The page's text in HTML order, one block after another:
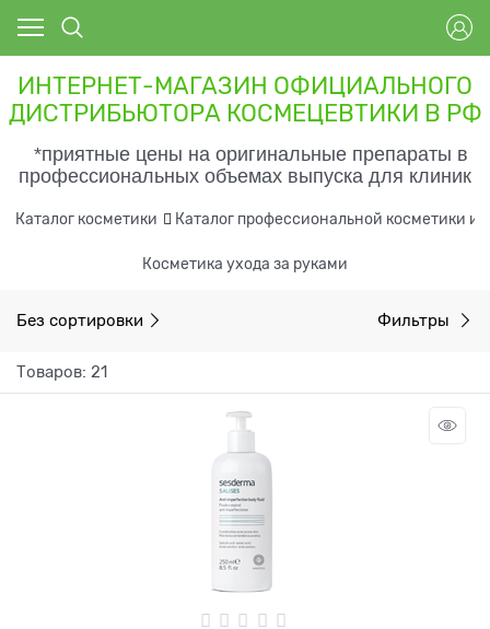
ИНТЕРНЕТ-МАГАЗИН ОФИЦИАЛЬНОГО
ДИСТРИБЬЮТОРА КОСМЕЦЕВТИКИ В РФ
*приятные цены на оригинальные препараты в
профессиональных объемах выпуска для клиник
Каталог косметики Каталог профессиональной косметики и
Косметика ухода за руками
Без сортировки Фильтры
Товаров: 21